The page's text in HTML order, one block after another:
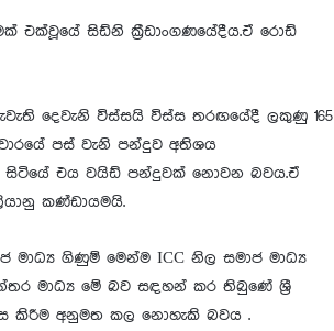
එක්වූයේ සිඩ්නි ක්‍රීඩාංගණයේදීය.ඒ රොඩ්
දෙවැනි විස්සයි විස්ස තරඟයේදී ලකුණු 165
පස් වැනි පන්දුව අතිශය
එය වයිඩ් පන්දුවක් නොවන බවය.ඒ
කණ්ඩායමයි.
මාධ්‍ය ගිණුම් මෙන්ම ICC නිල සමාජ මාධ්‍ය
මාධ්‍ය මේ බව සඳහන් කර තිබුණේ ශ්‍රී
කිරීම අනුමත කල නොහැකි බවය .